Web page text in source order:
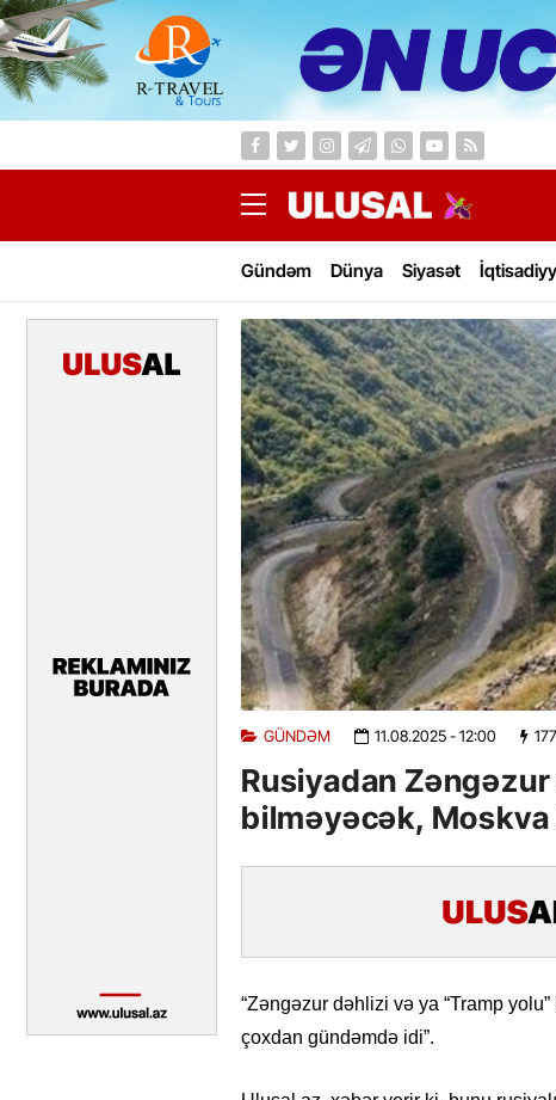
Gündəm Dünya Siyasət
GÜNDƏM 11.08.2025- 12:00 177
Rusiyadan
bilməyəcək,
“Zəngəzur dəhlizi və ya “Tramp
çoxdan gündəmdə idi”.